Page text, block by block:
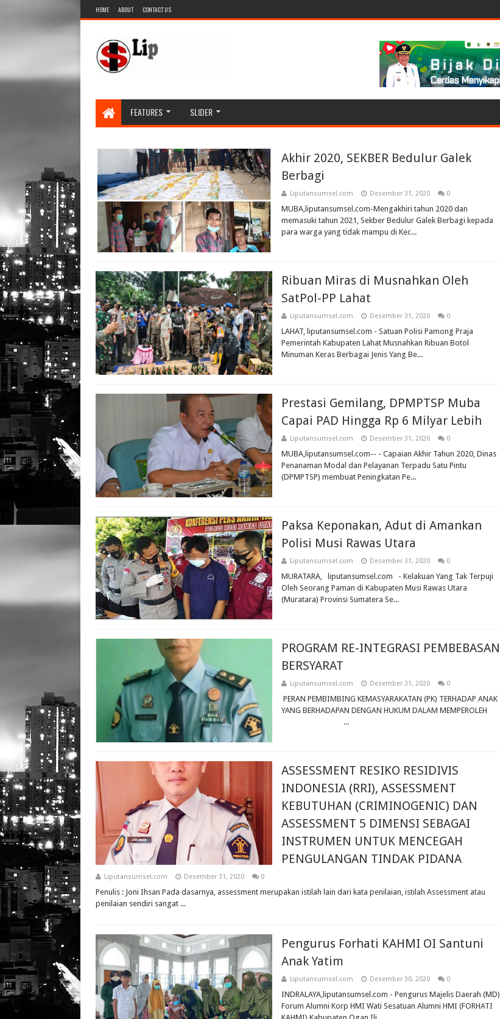
HOME ABOUT CONTACT US
FEATURES SLIDER
Akhir 2020, SEKBER Bedulur Galek
Berbagi
Liputansumsel.com Desember 31, 2020 0
MUBA,liputansumsel.com-Mengakhiri tahun 2020 dan
memasuki tahun 2021, Sekber Bedulur Galek Berbagi kepada
para warga yang tidak mampu di Kec...
Ribuan Miras di Musnahkan Oleh
SatPol-PP Lahat
Liputansumsel.com Desember 31, 2020 0
LAHAT, liputansumsel.com - Satuan Polisi Pamong Praja
Pemerintah Kabupaten Lahat Musnahkan Ribuan Botol
Minuman Keras Berbagai Jenis Yang Be...
Prestasi Gemilang, DPMPTSP Muba
Capai PAD Hingga Rp 6 Milyar Lebih
Liputansumsel.com Desember 31, 2020 0
MUBA,liputansumsel.com-- - Capaian Akhir Tahun 2020, Dinas
Penanaman Modal dan Pelayanan Terpadu Satu Pintu
(DPMPTSP) membuat Peningkatan Pe...
Paksa Keponakan, Adut di Amankan
Polisi Musi Rawas Utara
Liputansumsel.com Desember 31, 2020 0
MURATARA, liputansumsel.com - Kelakuan Yang Tak Terpuji
Oleh Seorang Paman di Kabupaten Musi Rawas Utara
(Muratara) Provinsi Sumatera Se...
PROGRAM RE-INTEGRASI PEMBEBASAN
BERSYARAT
Liputansumsel.com Desember 31, 2020 0
PERAN PEMBIMBING KEMASYARAKATAN (PK) TERHADAP ANAK
YANG BERHADAPAN DENGAN HUKUM DALAM MEMPEROLEH
...
ASSESSMENT RESIKO RESIDIVIS
INDONESIA (RRI), ASSESSMENT
KEBUTUHAN (CRIMINOGENIC) DAN
ASSESSMENT 5 DIMENSI SEBAGAI
INSTRUMEN UNTUK MENCEGAH
PENGULANGAN TINDAK PIDANA
Liputansumsel.com Desember 31, 2020 0
Penulis : Joni Ihsan Pada dasarnya, assessment merupakan istilah lain dari kata penilaian, istilah Assessment atau
penilaian sendiri sangat ...
Pengurus Forhati KAHMI OI Santuni
Anak Yatim
Liputansumsel.com Desember 30, 2020 0
INDRALAYA,liputansumsel.com - Pengurus Majelis Daerah (MD)
Forum Alumni Korp HMI Wati Sesatuan Alumni HMI (FORHATI